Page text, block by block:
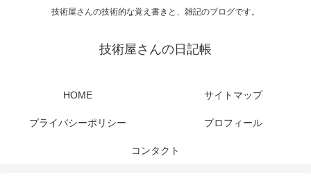
技術屋さんの技術的な覚え書きと、雑記のブログです。
技術屋さんの日記帳
HOME サイトマップ
プライバシーポリシー プロフィール
コンタクト